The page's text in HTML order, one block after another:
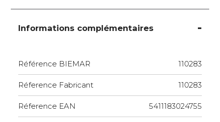
Informations complémentaires
Référence BIEMAR 110283
Réference Fabricant 110283
Réference EAN 5411183024755